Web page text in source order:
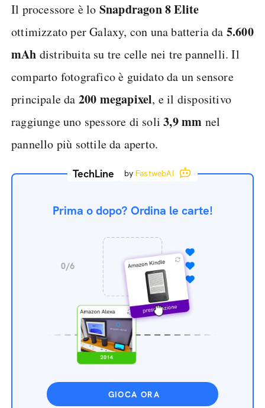
Il processore è lo Snapdragon 8 Elite
ottimizzato per Galaxy, con una batteria da 5.600
mAh distribuita su tre celle nei tre pannelli. Il
comparto fotografico è guidato da un sensore
principale da 200 megapixel, e il dispositivo
raggiunge uno spessore di soli3,9 mm nel
pannello più sottile da aperto.
TechLine by FastwebAI
Prima o dopo? Ordina le carte!
GIOCA ORA